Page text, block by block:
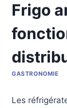
Frigo
GASTRONOMIE
Les